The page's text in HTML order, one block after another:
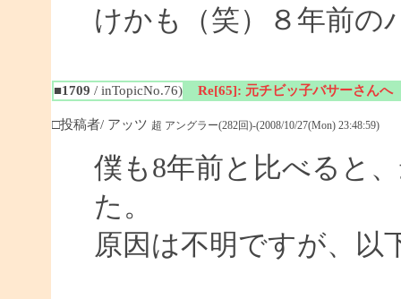
けかも（笑）８年前
■1709 / inTopicNo.76) Re[65]: 元チビッ子バサーさんへ
□投稿者/ アッツ 超 アングラー(282回)-(2008/10/27(Mon) 23:48:59)
僕も8年前と比べると
た。
原因は不明ですが、以